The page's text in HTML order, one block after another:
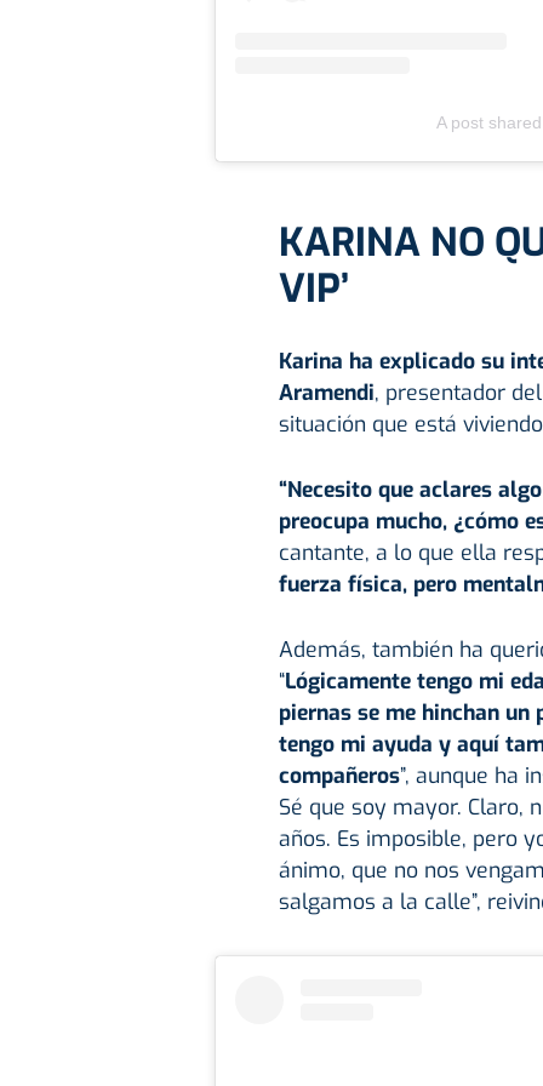
A post
KARINA NO
VIP’
Karina ha explicado su
Aramendi, presentador
situación que está
“Necesito que aclares
preocupa mucho, ¿cómo
cantante, a lo que ella
fuerza física, pero
Además, también ha
“Lógicamente tengo mi
piernas se me hinchan
tengo mi ayuda y aquí
compañeros”, aunque ha
Sé que soy mayor. Claro,
años. Es imposible, pero
ánimo, que no nos
salgamos a la calle”,